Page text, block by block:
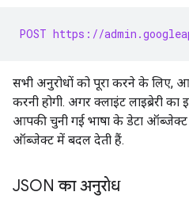
POST https://
सभी अनुरोधों को पूरा करने के लिए,
करनी होगी. अगर क्लाइंट लाइब्रेरी का
आपकी चुनी गई भाषा के डेटा ऑब्जेक्ट
ऑब्जेक्ट में बदल देती हैं.
JSON का अनुरोध